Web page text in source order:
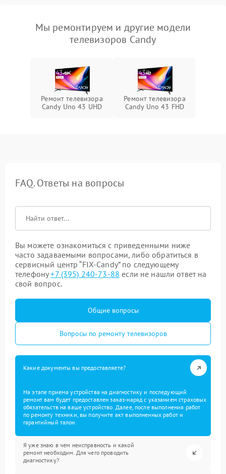
Мы ремонтируем и другие модели
телевизоров Candy
Ремонт телевизора
Candy Uno 43 UHD
Ремонт телевизора
Candy Uno 43 FHD
FAQ. Ответы на вопросы
Вы можете ознакомиться с приведенными ниже
часто задаваемыми вопросами, либо обратиться в
сервисный центр “FIX-Candy” по следующему
телефону+7 (395) 240-73-88 если не нашли ответ на
свой вопрос.
Общие вопросы
Вопросы по ремонту телевизоров
Какие документы вы предоставляете?
На этапе приема устройства на диагностику и последующий
ремонт вам будет предоставлен заказ-наряд с указанием страховых
обязательств на ваше устройство. Далее, после выполнения работ
по ремонту техники, вы получите акт выполненных работ и
гарантийный талон.
Я уже знаю в чем неисправность и какой
ремонт необходим. Для чего проводить
диагностику?